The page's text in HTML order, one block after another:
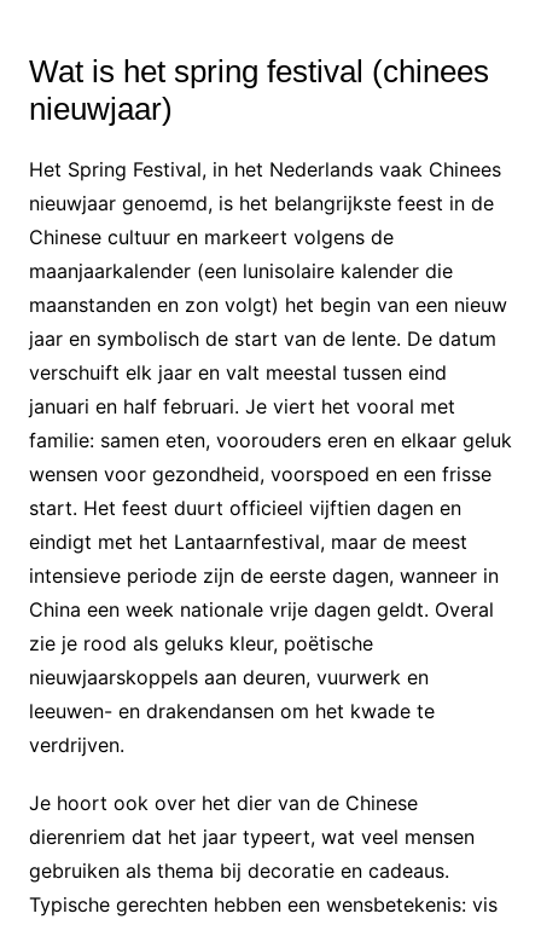
Wat is het spring festival (chinees
nieuwjaar)
Het Spring Festival, in het Nederlands vaak Chinees
nieuwjaar genoemd, is het belangrijkste feest in de
Chinese cultuur en markeert volgens de
maanjaarkalender (een lunisolaire kalender die
maanstanden en zon volgt) het begin van een nieuw
jaar en symbolisch de start van de lente. De datum
verschuift elk jaar en valt meestal tussen eind
januari en half februari. Je viert het vooral met
familie: samen eten, voorouders eren en elkaar geluk
wensen voor gezondheid, voorspoed en een frisse
start. Het feest duurt officieel vijftien dagen en
eindigt met het Lantaarnfestival, maar de meest
intensieve periode zijn de eerste dagen, wanneer in
China een week nationale vrije dagen geldt. Overal
zie je rood als geluks kleur, poëtische
nieuwjaarskoppels aan deuren, vuurwerk en
leeuwen- en drakendansen om het kwade te
verdrijven.
Je hoort ook over het dier van de Chinese
dierenriem dat het jaar typeert, wat veel mensen
gebruiken als thema bij decoratie en cadeaus.
Typische gerechten hebben een wensbetekenis: vis